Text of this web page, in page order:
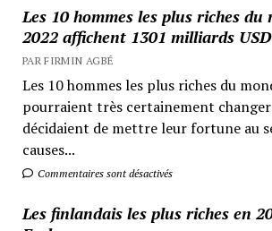
Les 10 hommes les plus riches du
2022 affichent 1301 milliards
PAR FIRMIN AGBÉ
Les 10 hommes les plus riches du
pourraient très certainement changer
décidaient de mettre leur fortune au
causes...
Commentaires sont désactivés
Les finlandais les plus riches en